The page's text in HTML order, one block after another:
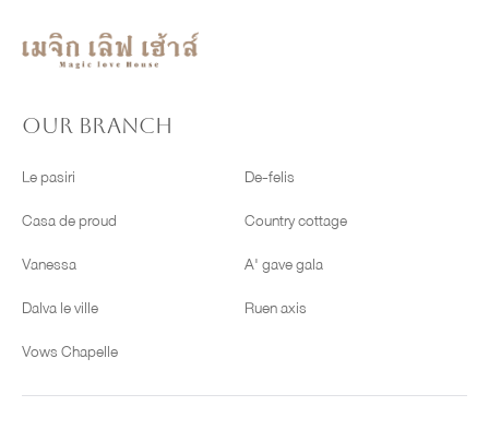
OUR BRANCH
Le pasiri
Casa de proud
Vanessa
Dalva le ville
Vows Chapelle
De-felis
Country cottage
A' gave gala
Ruen axis